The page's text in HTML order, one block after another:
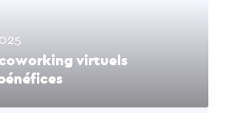
coworking virtuels